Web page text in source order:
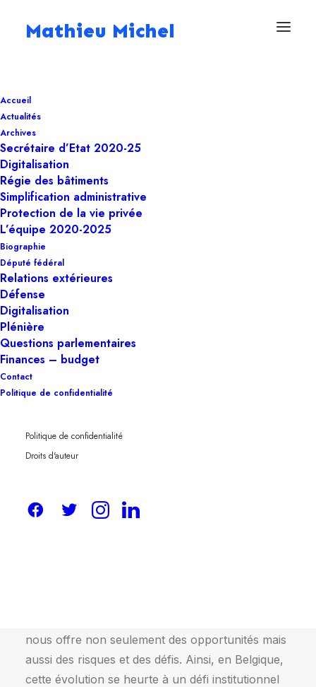
Mathieu Michel
Accueil
Actualités
Archives
Secrétaire d’Etat 2020-25
Digitalisation
Régie des bâtiments
Simplification administrative
Protection de la vie privée
L’équipe 2020-2025
Biographie
Député fédéral
Relations extérieures
Défense
Digitalisation
Plénière
Questions parlementaires
Finances – budget
Contact
Politique de confidentialité
Politique de confidentialité
Droits d'auteur
Conférence
interministérielle
Mobilité,
Infrastructure et
Télécommunications
Sur proposition du secrétaire d’État à la
Digitalisation
Conférence interministérielle (CIM)
nous offre non seulement des opportunités mais
aussi des risques et des défis. Ainsi, en Belgique,
cette évolution se heurte à un défi institutionnel